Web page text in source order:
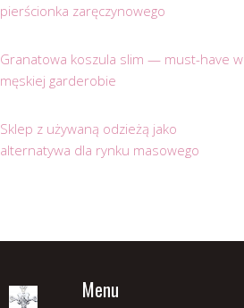
pierścionka zaręczynowego
Granatowa koszula slim — must-have w
męskiej garderobie
Sklep z używaną odzieżą jako
alternatywa dla rynku masowego
Menu